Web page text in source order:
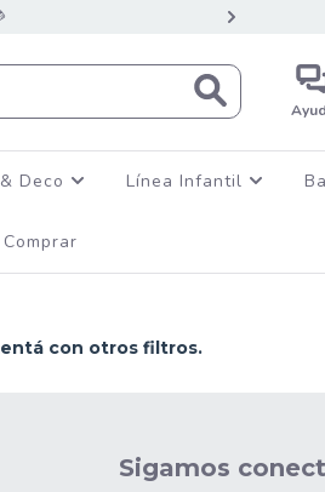
Deco Línea Infantil
con otros filtros.
Sigamos